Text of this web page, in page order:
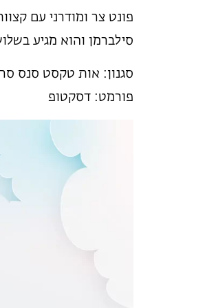
פונט צר ומודרני עם
סילברמן והוא מגיע
סגנון: אות טקסט סנס
פורמט: דסקטופ